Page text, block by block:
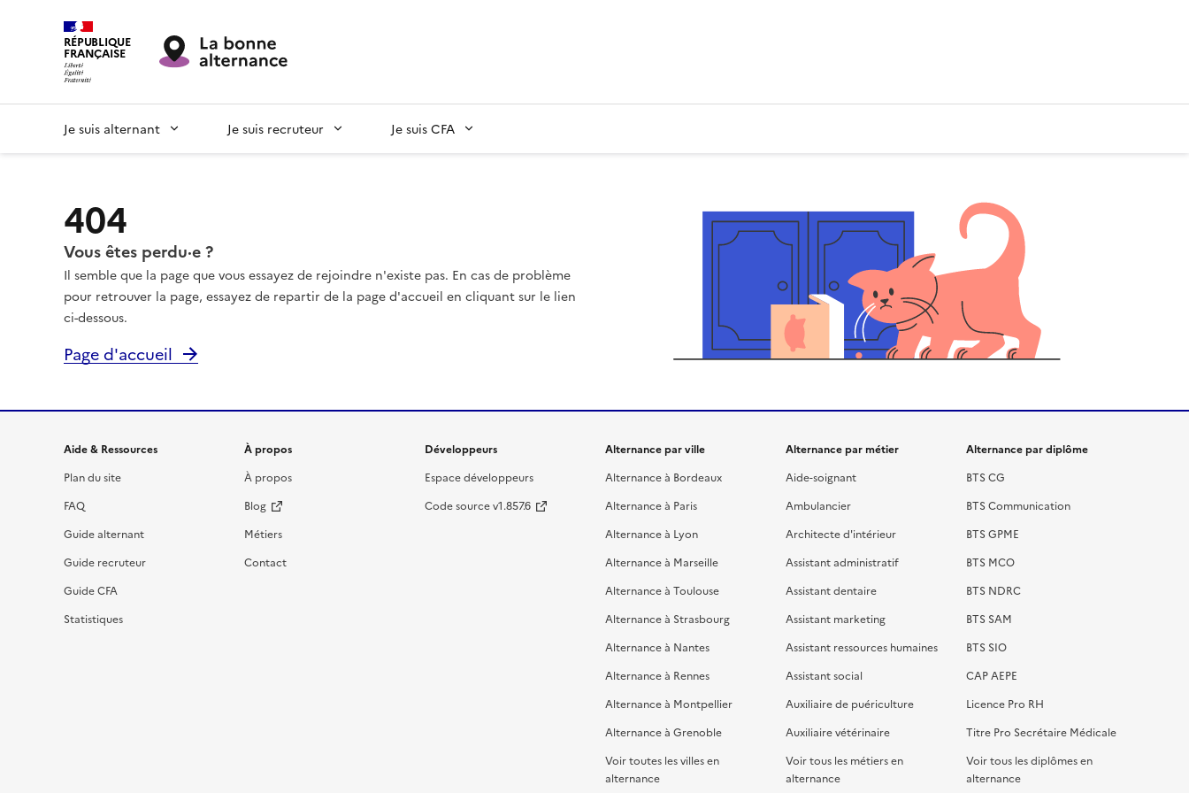
RÉPUBLIQUE
FRANÇAISE
Je suis alternant Je suis recruteur Je suis CFA
404
Vous êtes perdu·e ?
Il semble que la page que vous essayez de rejoindre n'existe pas. En cas de problème
pour retrouver la page, essayez de repartir de la page d'accueil en cliquant sur le lien
ci-dessous.
Page d'accueil
Informations et liens du site
Aide & Ressources
Plan du site
FAQ
Guide alternant
Guide recruteur
Guide CFA
Statistiques
À propos
À propos
Blog
Métiers
Contact
Développeurs
Espace développeurs
Code source v1.857.6
Alternance par ville
Alternance à Bordeaux
Alternance à Paris
Alternance à Lyon
Alternance à Marseille
Alternance à Toulouse
Alternance à Strasbourg
Alternance à Nantes
Alternance à Rennes
Alternance à Montpellier
Alternance à Grenoble
Voir toutes les villes en
alternance
Alternance par métier
Aide-soignant
Ambulancier
Architecte d'intérieur
Assistant administratif
Assistant dentaire
Assistant marketing
Assistant ressources humaines
Assistant social
Auxiliaire de puériculture
Auxiliaire vétérinaire
Voir tous les métiers en
alternance
Alternance par diplôme
BTS CG
BTS Communication
BTS GPME
BTS MCO
BTS NDRC
BTS SAM
BTS SIO
CAP AEPE
Licence Pro RH
Titre Pro Secrétaire Médicale
Voir tous les diplômes en
alternance